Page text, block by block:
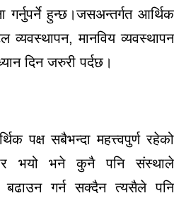
गर्नुपर्ने हुन्छ।जसअन्तर्गत आर्थिक
व्यवस्थापन, मानविय व्यवस्थापन
दिन जरुरी पर्दछ।
पक्ष सबैभन्दा महत्त्वपुर्ण रहेको
भयो भने कुनै पनि संस्थाले
गर्न सक्दैन त्यसैले पनि